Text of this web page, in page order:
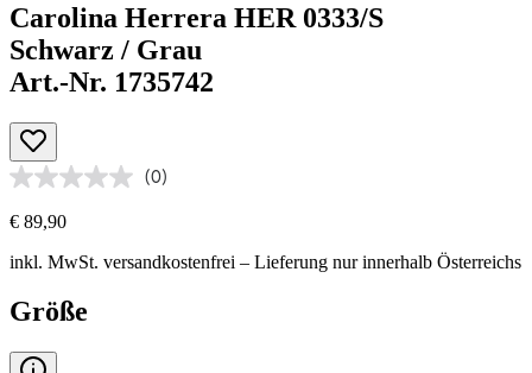
Carolina Herrera HER 0333/S
Schwarz / Grau
Art.-Nr. 1735742
(0)
€ 89,90
inkl. MwSt. versandkostenfrei – Lieferung nur innerhalb Österreichs
Größe